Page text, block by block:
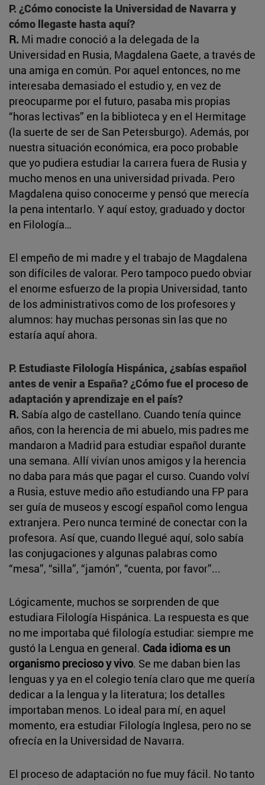
P. ¿Cómo conociste la Universidad de Navarra y
cómo llegaste hasta aquí?
R. Mi madre conoció a la delegada de la
Universidad en Rusia, Magdalena Gaete, a través de
una amiga en común. Por aquel entonces, no me
interesaba demasiado el estudio y, en vez de
preocuparme por el futuro, pasaba mis propias
“horas lectivas” en la biblioteca y en el Hermitage
(la suerte de ser de San Petersburgo). Además, por
nuestra situación económica, era poco probable
que yo pudiera estudiar la carrera fuera de Rusia y
mucho menos en una universidad privada. Pero
Magdalena quiso conocerme y pensó que merecía
la pena intentarlo. Y aquí estoy, graduado y doctor
en Filología…
El empeño de mi madre y el trabajo de Magdalena
son difíciles de valorar. Pero tampoco puedo obviar
el enorme esfuerzo de la propia Universidad, tanto
de los administrativos como de los profesores y
alumnos: hay muchas personas sin las que no
estaría aquí ahora.
P. Estudiaste Filología Hispánica, ¿sabías español
antes de venir a España? ¿Cómo fue el proceso de
adaptación y aprendizaje en el país?
R. Sabía algo de castellano. Cuando tenía quince
años, con la herencia de mi abuelo, mis padres me
mandaron a Madrid para estudiar español durante
una semana. Allí vivían unos amigos y la herencia
no daba para más que pagar el curso. Cuando volví
a Rusia, estuve medio año estudiando una FP para
ser guía de museos y escogí español como lengua
extranjera. Pero nunca terminé de conectar con la
profesora. Así que, cuando llegué aquí, solo sabía
las conjugaciones y algunas palabras como
“mesa”, “silla”, “jamón”, “cuenta, por favor”...
Lógicamente, muchos se sorprenden de que
estudiara Filología Hispánica. La respuesta es que
no me importaba qué filología estudiar: siempre me
gustó la Lengua en general. Cada idioma es un
organismo precioso y vivo. Se me daban bien las
lenguas y ya en el colegio tenía claro que me quería
dedicar a la lengua y la literatura; los detalles
importaban menos. Lo ideal para mí, en aquel
momento, era estudiar Filología Inglesa, pero no se
ofrecía en la Universidad de Navarra.
El proceso de adaptación no fue muy fácil. No tanto